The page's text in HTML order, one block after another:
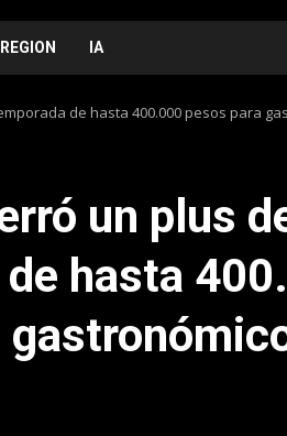
REGION IA
de hasta 400.000 pesos para
un plus
hasta